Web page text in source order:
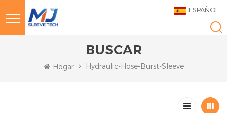
ESPAÑOL
BUSCAR
Hogar Hydraulic-Hose-Burst-Sleeve